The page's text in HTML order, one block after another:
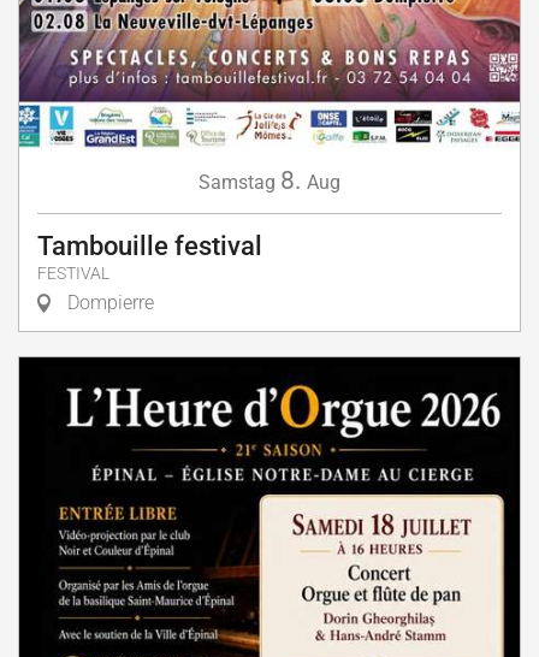
Samstag 8. Aug
Tambouille festival
FESTIVAL
Dompierre